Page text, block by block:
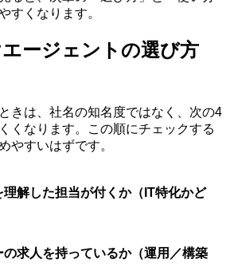
すくなります。
ージェントの選び方
きは、社名の知名度ではなく、次の4
くなります。この順にチェックする
やすいはずです。
理解した担当が付くか（IT特化かど
の求人を持っているか（運用／構築